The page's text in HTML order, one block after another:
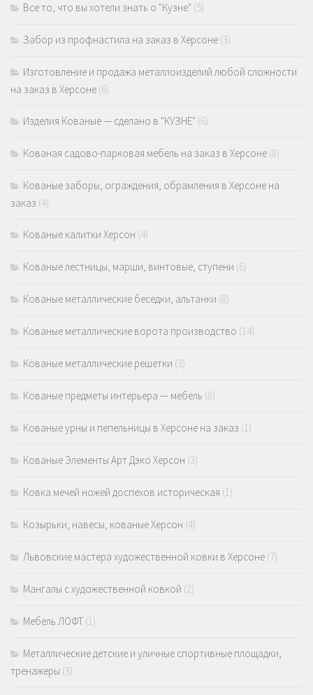
Все то, что вы хотели знать о "Кузне" (5)
Забор из профнастила на заказ в Херсоне (3)
Изготовление и продажа металлоизделий любой сложности
на заказ в Херсоне (6)
Изделия Кованые — сделано в "КУЗНЕ" (6)
Кованая садово-парковая мебель на заказ в Херсоне (8)
Кованые заборы, ограждения, обрамления в Херсоне на
заказ (4)
Кованые калитки Херсон (4)
Кованые лестницы, марши, винтовые, ступени (6)
Кованые металлические беседки, альтанки (8)
Кованые металлические ворота производство (14)
Кованые металлические решетки (3)
Кованые предметы интерьера — мебель (8)
Кованые урны и пепельницы в Херсоне на заказ (1)
Кованые Элементы Арт Дэко Херсон (3)
Ковка мечей ножей доспехов историческая (1)
Козырьки, навесы, кованые Херсон (4)
Львовские мастера художественной ковки в Херсоне (7)
Мангалы с художественной ковкой (2)
Мебель ЛОФТ (1)
Металлические детские и уличные спортивные площадки,
тренажеры (3)